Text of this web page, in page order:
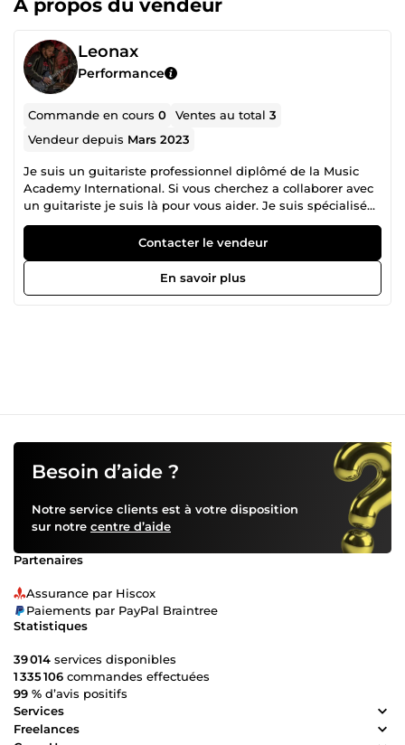
À propos du vendeur
Leonax
Performance
Commande en cours0 Ventes au total3
Vendeur depuis Mars 2023
Je suis un guitariste professionnel diplômé de la Music
Academy International. Si vous cherchez a collaborer avec
un guitariste je suis là pour vous aider. Je suis spécialisé
dans une variété de styles musicaux tels que la pop, le
rock et le metal. Mon processus de travail est collaboratif :
je m'assure que mes clients sont impliqués à chaque
étape de la création pour garantir leur satisfaction.
Contacter le vendeur
En savoir plus
Besoin d’aide ?
Notre service clients est à votre disposition
sur notre centre d’aide
Partenaires
Assurance par Hiscox
Paiements par PayPal Braintree
Statistiques
39 014 services disponibles
1 335 106 commandes effectuées
99 % d’avis positifs
Services
Freelances